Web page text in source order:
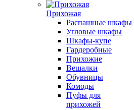
Прихожая
Распашные шкафы
Угловые шкафы
Шкафы-купе
Гардеробные
Прихожие
Вешалки
Обувницы
Комоды
Пуфы для
прихожей